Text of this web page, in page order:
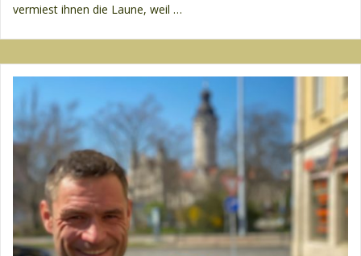
vermiest ihnen die Laune, weil …